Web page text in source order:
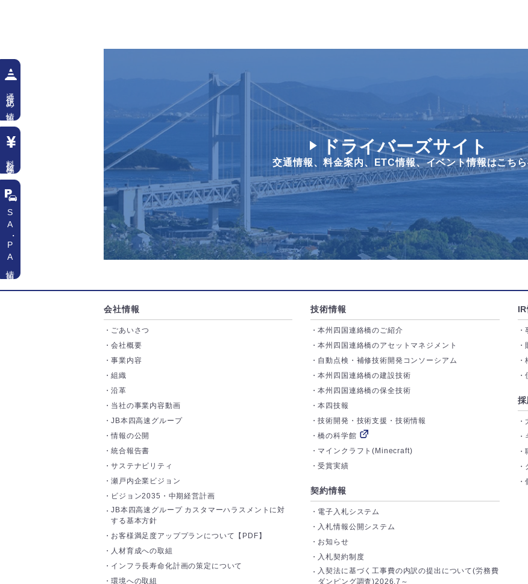
ドライバーズサイト
交通情報、料金案内、 ETC情報、イベント情報はこち
会社情報
ごあいさつ
会社概要
事業内容
組織
沿革
当社の事業内容動画
JB本四高速グループ
情報の公開
統合報告書
サステナビリティ
瀬戸内企業ビジョン
ビジョン2035・中期経営計画
JB本四高速グループ カスタマーハラスメントに対
する基本方針
お客様満足度アッププランについて【PDF】
人材育成への取組
インフラ長寿命化計画の策定について
環境への取組
技術情報
本州四国連絡橋のご紹介
本州四国連絡橋のアセットマネジメント
自動点検・補修技術開発コンソーシアム
本州四国連絡橋の建設技術
本州四国連絡橋の保全技術
本四技報
技術開発・技術支援・技術情報
橋の科学館
マインクラフト(Minecraft)
受賞実績
契約情報
電子入札システム
入札情報公開システム
お知らせ
入札契約制度
入契法に基づく工事費の内訳の提出について(労務費
ダンピング調査)2026.7～
採
通行止め情報
料金検索
SA
・
PA情報